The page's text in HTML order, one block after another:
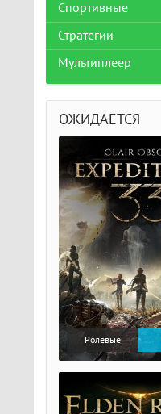
Спортивные
Стратегии
Мультиплеер
ОЖИДАЕТСЯ
Ролевые